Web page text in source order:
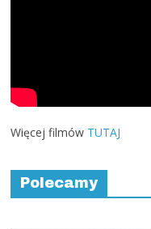
Więcej filmów TUTAJ
Polecamy